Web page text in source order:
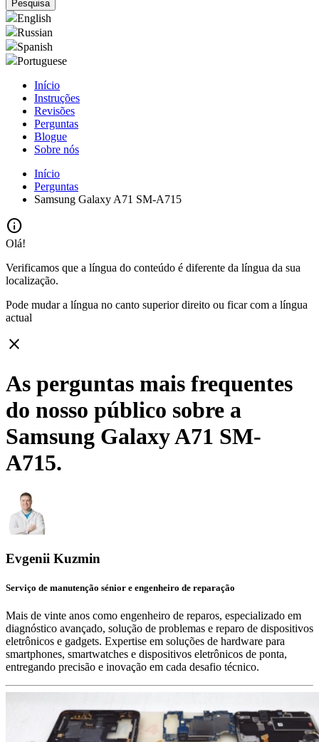
English
Russian
Spanish
Portuguese
Início
Instruções
Revisões
Perguntas
Blogue
Sobre nós
Início
Perguntas
Samsung Galaxy A71 SM-A715
info
Olá!
Verificamos que a língua do conteúdo é diferente da língua da sua
localização.
Pode mudar a língua no canto superior direito ou ficar com a língua
actual
close
As perguntas mais frequentes
do nosso público sobre a
Samsung Galaxy A71 SM-
A715.
Evgenii Kuzmin
Serviço de manutenção sénior e engenheiro de reparação
Mais de vinte anos como engenheiro de reparos, especializado em
diagnóstico avançado, solução de problemas e reparo de dispositivos
eletrônicos e gadgets. Expertise em soluções de hardware para
smartphones, smartwatches e dispositivos eletrônicos de ponta,
entregando precisão e inovação em cada desafio técnico.